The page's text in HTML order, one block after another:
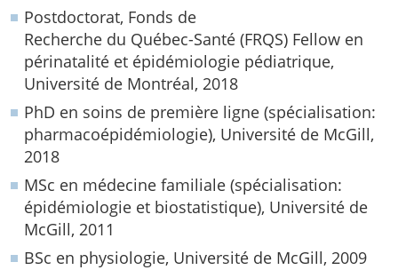
Postdoctorat, Fonds de
Recherche du Québec-Santé (FRQS) Fellow en
périnatalité et épidémiologie pédiatrique,
Université de Montréal, 2018
PhD en soins de première ligne (spécialisation:
pharmacoépidémiologie), Université de McGill,
2018
MSc en médecine familiale (spécialisation:
épidémiologie et biostatistique), Université de
McGill, 2011
BSc en physiologie, Université de McGill, 2009